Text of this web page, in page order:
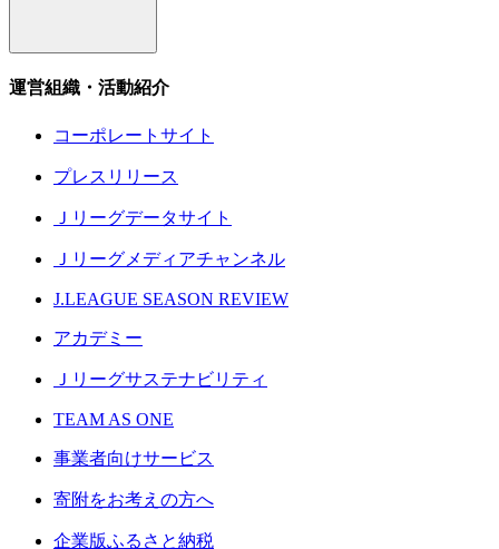
運営組織・活動紹介
コーポレートサイト
プレスリリース
Ｊリーグデータサイト
Ｊリーグメディアチャンネル
J.LEAGUE SEASON REVIEW
アカデミー
Ｊリーグサステナビリティ
TEAM AS ONE
事業者向けサービス
寄附をお考えの方へ
企業版ふるさと納税